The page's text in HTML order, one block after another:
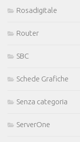
Rosadigitale
Router
SBC
Schede Grafiche
Senza categoria
ServerOne